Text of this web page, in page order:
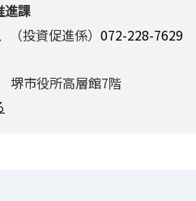
課
（投資促進係） 072-228-7629
市役所高層館7階